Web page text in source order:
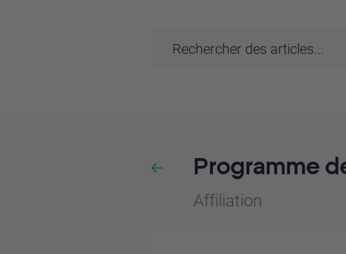
Programme
Affiliation